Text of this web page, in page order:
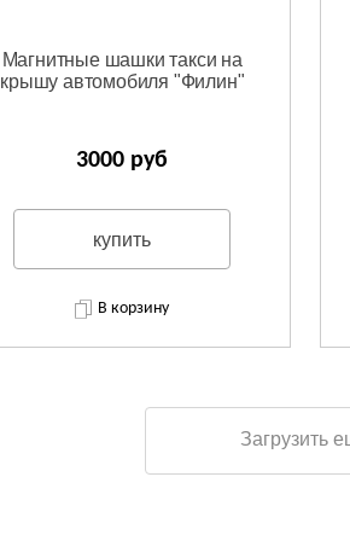
Магнитные шашки такси на
крышу автомобиля "Филин"
3000 руб
купить
В корзину
Загрузить